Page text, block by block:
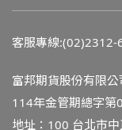
客服專線:(02)2312-
富邦期貨股份有限公
114年金管期總字第
地址：100 台北市